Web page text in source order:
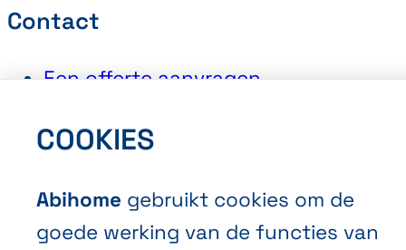
Contact
Een offerte aanvragen
Contacteer ons
COOKIES
Abihome gebruikt cookies om de
goede werking van de functies van